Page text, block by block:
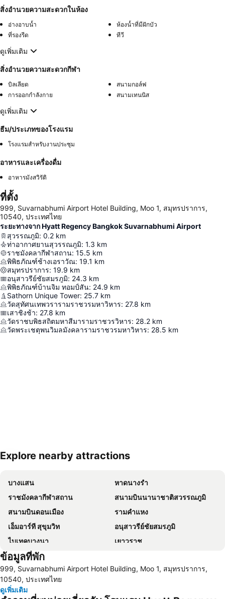
สิ่งอำนวยความสะดวกในห้อง
อ่างอาบน้ำ
ห้องน้ำที่มีฝักบัว
ที่รองรีด
ทีวี
ดูเพิ่มเติม
สิ่งอำนวยความสะดวกกีฬา
บิลเลียด
สนามกอล์ฟ
การออกกำลังกาย
สนามเทนนิส
ดูเพิ่มเติม
ธีม/ประเภทของโรงแรม
โรงแรมสำหรับงานประชุม
อาหารและเครื่องดื่ม
อาหารมังสวิรัติ
ที่ตั้ง
999, Suvarnabhumi Airport Hotel Building, Moo 1, สมุทรปราการ,
10540, ประเทศไทย
ระยะทางจาก Hyatt Regency Bangkok Suvarnabhumi Airport
สุวรรณภูมิ: 0.2 km
ท่าอากาศยานสุวรรณภูมิ: 1.3 km
ราชมังคลากีฬาสถาน: 15.5 km
พิพิธภัณฑ์ช้างเอราวัณ: 19.1 km
สมุทรปราการ: 19.9 km
อนุสาวรีย์ชัยสมรภูมิ: 24.3 km
พิพิธภัณฑ์บ้านจิม ทอมป์สัน: 24.9 km
Sathorn Unique Tower: 25.7 km
วัดสุทัศนเทพวรารามราชวรมหาวิหาร: 27.8 km
เสาชิงช้า: 27.8 km
วัดราชบพิธสถิตมหาสีมารามราชวรวิหาร: 28.2 km
วัดพระเชตุพนวิมลมังคลารามราชวรมหาวิหาร: 28.5 km
Explore nearby attractions
บางแสน
หาดนางรำ
ราชมังคลากีฬาสถาน
สนามบินนานาชาติสวรรณภูมิ
สนามบินดอนเมือง
รามคำแหง
เอ็มอาร์ที สุขุมวิท
อนุสาวรีย์ชัยสมรภูมิ
ไบเทคบางนา
เยาวราช
บีทีเอส นานา
Suphachalasai Stadium
บีทีเอส อโศก
ล่องเรือแม่น้ำเจ้าพระยา และวัดอรุณ
ข้อมูลที่พัก
999, Suvarnabhumi Airport Hotel Building, Moo 1, สมุทรปราการ,
10540, ประเทศไทย
ดูเพิ่มเติม